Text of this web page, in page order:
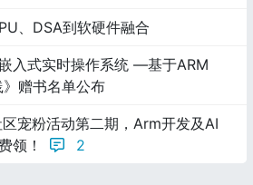
、DSA到软硬件融合
入式实时操作系统 ―基于ARM
赠书名单公布
宠粉活动第二期，Arm开发及AI
领！
2